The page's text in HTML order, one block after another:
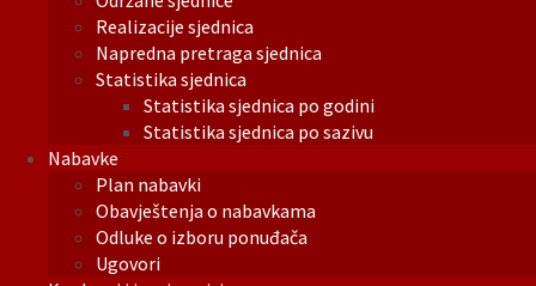
Realizacije sjednica
Napredna pretraga sjednica
Statistika sjednica
Statistika sjednica po godini
Statistika sjednica po sazivu
Nabavke
Plan nabavki
Obavještenja o nabavkama
Odluke o izboru ponuđača
Ugovori